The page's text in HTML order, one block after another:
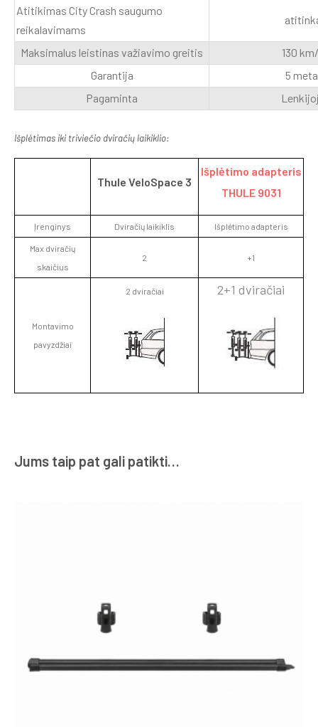
Atitikimas City Crash saugumo
reikalavimams
Maksimalus leistinas važiavimo greitis
130
Garantija
5
Pagaminta
Išplėtimas iki triviečio dviračių laikiklio:
Thule VeloSpace 3
Išplėtimo adapteris
THULE 9031
Įrenginys Dviračių laikiklis Išplėtimo adapteris
Max dviračių
skaičius
2 +1
Montavimo
pavyzdžiai
2 dviračiai 2+1 dviračiai
Jums taip pat gali patikti…